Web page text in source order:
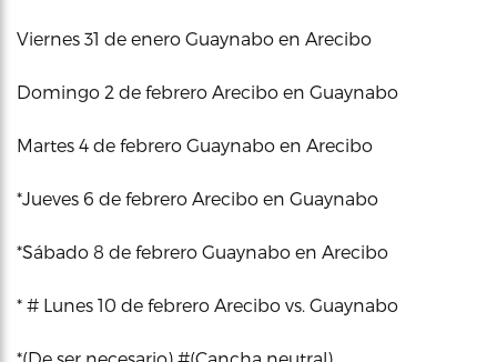
Viernes 31 de enero Guaynabo en Arecibo
Domingo 2 de febrero Arecibo en Guaynabo
Martes 4 de febrero Guaynabo en Arecibo
*Jueves 6 de febrero Arecibo en Guaynabo
*Sábado 8 de febrero Guaynabo en Arecibo
* # Lunes 10 de febrero Arecibo vs. Guaynabo